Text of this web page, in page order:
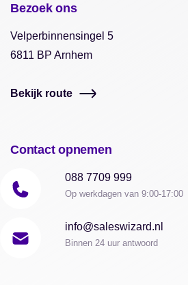
Bezoek ons
Velperbinnensingel 5
6811 BP Arnhem
Bekijk route
Contact opnemen
088 7709 999
Op werkdagen van 9:00-17:00
info@saleswizard.nl
Binnen 24 uur antwoord